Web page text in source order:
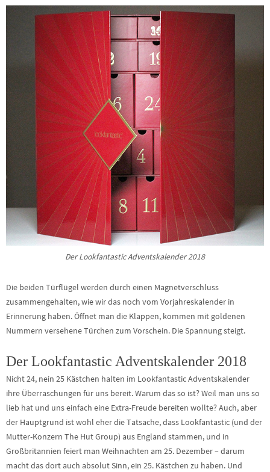
Der Lookfantastic Adventskalender 2018
Die beiden Türflügel werden durch einen Magnetverschluss
zusammengehalten, wie wir das noch vom Vorjahreskalender in
Erinnerung haben. Öffnet man die Klappen, kommen mit goldenen
Nummern versehene Türchen zum Vorschein. Die Spannung steigt.
Der Lookfantastic Adventskalender 2018
Nicht 24, nein 25 Kästchen halten im Lookfantastic Adventskalender
ihre Überraschungen für uns bereit. Warum das so ist? Weil man uns so
lieb hat und uns einfach eine Extra-Freude bereiten wollte? Auch, aber
der Hauptgrund ist wohl eher die Tatsache, dass Lookfantastic (und der
Mutter-Konzern The Hut Group) aus England stammen, und in
Großbritannien feiert man Weihnachten am 25. Dezember – darum
macht das dort auch absolut Sinn, ein 25. Kästchen zu haben. Und